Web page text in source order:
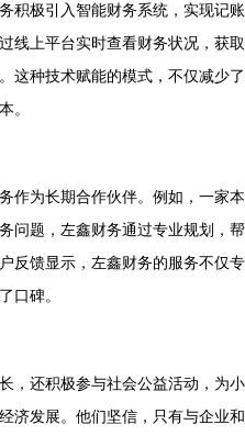
积极引入智能财务系统，实现记账
线上平台实时查看财务状况，获取
这种技术赋能的模式，不仅减少了
。
作为长期合作伙伴。例如，一家本
问题，左鑫财务通过专业规划，帮
反馈显示，左鑫财务的服务不仅专
口碑。
，还积极参与社会公益活动，为小
济发展。他们坚信，只有与企业和